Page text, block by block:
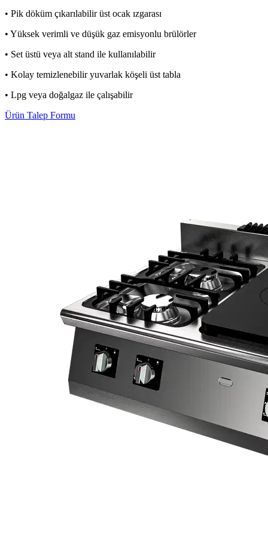
• Pik döküm çıkarılabilir üst ocak ızgarası
• Yüksek verimli ve düşük gaz emisyonlu brülörler
• Set üstü veya alt stand ile kullanılabilir
• Kolay temizlenebilir yuvarlak köşeli üst tabla
• Lpg veya doğalgaz ile çalışabilir
Ürün Talep Formu